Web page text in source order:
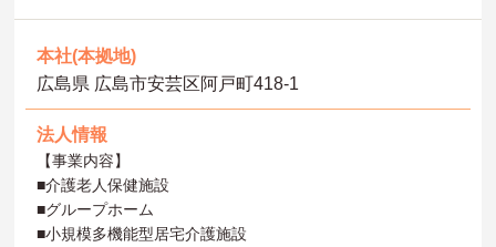
本社(本拠地)
広島県 広島市安芸区阿戸町418-1
法人情報
【事業内容】
■介護老人保健施設
■グループホーム
■小規模多機能型居宅介護施設